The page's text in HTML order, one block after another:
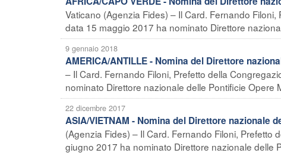
Vaticano (Agenzia Fides) – Il Card. Fernando
data 15 maggio 2017 ha nominato Direttore
9 gennaio 2018
AMERICA/ANTILLE - Nomina del Direttore
– Il Card. Fernando Filoni, Prefetto della
nominato Direttore nazionale delle Pontificie Opere
22 dicembre 2017
ASIA/VIETNAM - Nomina del Direttore nazionale
(Agenzia Fides) – Il Card. Fernando Filoni, Prefetto
giugno 2017 ha nominato Direttore nazionale delle